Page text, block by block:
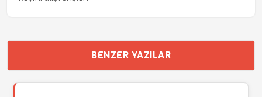
BENZER YAZILAR